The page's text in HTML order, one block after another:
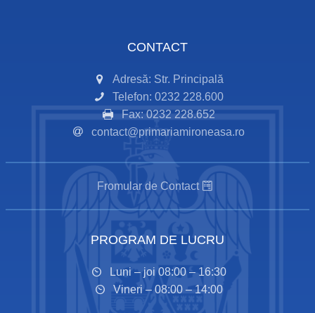
CONTACT
Adresă: Str. Principală
Telefon: 0232 228.600
Fax: 0232 228.652
contact@primariamironeasa.ro
Fromular de Contact
PROGRAM DE LUCRU
Luni – joi 08:00 – 16:30
Vineri – 08:00 – 14:00